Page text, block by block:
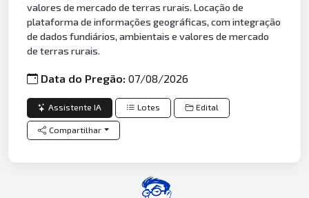
valores de mercado de terras rurais. Locação de
plataforma de informações geográficas, com integração
de dados fundiários, ambientais e valores de mercado
de terras rurais.
Data do Pregão:07/08/2026
Assistente IA Lotes Edital
Compartilhar